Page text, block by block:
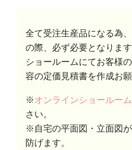
全て受注生産品になる為
の際、必ず必要となります
ショールームにてお客様
容の定価見積書を作成お願
※オンラインショールーム
さい。
※自宅の平面図・立面図
防げます。